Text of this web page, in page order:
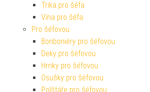
Trika pro šéfa
Vína pro šéfa
Pro šéfovou
Bonboniéry pro šéfovou
Deky pro šéfovou
Hrnky pro šéfovou
Osušky pro šéfovou
Polštáře pro šéfovou